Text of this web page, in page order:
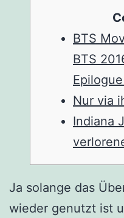
BTS
BTS
Nur via
Indiana
Ja solange das
wieder genutzt ist